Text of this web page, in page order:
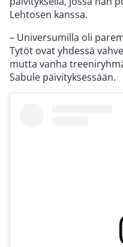
Lehtosen kanssa.
– Universumilla oli
Tytöt ovat yhdessä
mutta vanha
Sabule päivityksessään.